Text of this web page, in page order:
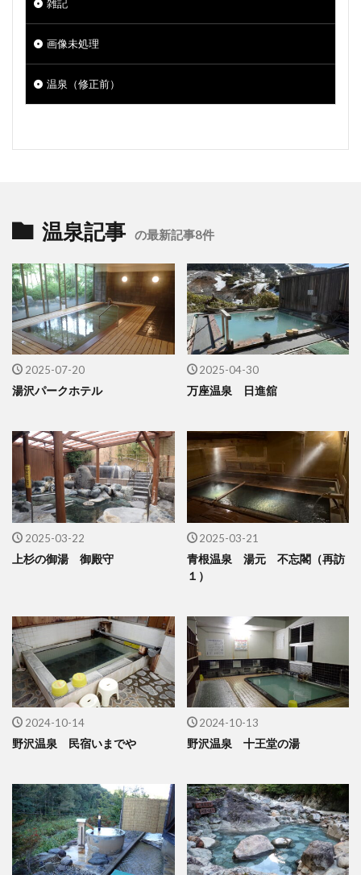
雑記
画像未処理
温泉（修正前）
温泉記事 の最新記事8件
2025-07-20
湯沢パークホテル
2025-04-30
万座温泉 日進舘
2025-03-22
上杉の御湯 御殿守
2025-03-21
青根温泉 湯元 不忘閣（再訪
１）
2024-10-14
野沢温泉 民宿いまでや
2024-10-13
野沢温泉 十王堂の湯